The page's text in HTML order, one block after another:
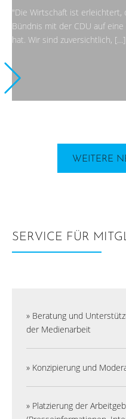
"Die Wirtschaft ist erleichtert,
Bündnis mit der CDU auf
hat. Wir sind zuversichtlich, […]
WEITERE
SERVICE FÜR
» Beratung und
der Medienarbeit
» Konzipierung und
» Platzierung der